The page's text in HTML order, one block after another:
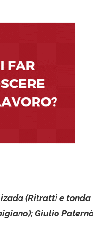
(Ritratti e tonda
Giulio Paternò